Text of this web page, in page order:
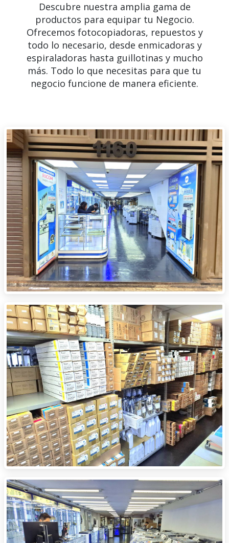
Descubre nuestra amplia gama de
productos para equipar tu Negocio.
Ofrecemos fotocopiadoras, repuestos y
todo lo necesario, desde enmicadoras y
espiraladoras hasta guillotinas y mucho
más. Todo lo que necesitas para que tu
negocio funcione de manera eficiente.